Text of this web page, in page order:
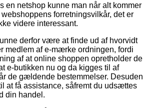
en netshop kunne man når alt kommer
forretningsvilkår, det er
videre interessant.
derfor være at finde ud af hvorvidt
medlem af e-mærke ordningen, fordi
af at online shoppen opretholder de
e-butikken nu og da kigges til af
de gældende bestemmelser. Desuden
at få assistance, såfremt du udsættes
din handel.